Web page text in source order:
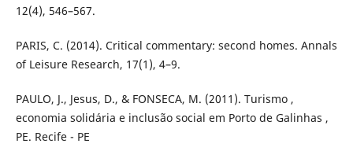
12(4), 546–567.
PARIS, C. (2014). Critical commentary: second homes. Annals
of Leisure Research, 17(1), 4–9.
PAULO, J., Jesus, D., & FONSECA, M. (2011). Turismo ,
economia solidária e inclusão social em Porto de Galinhas ,
PE. Recife - PE